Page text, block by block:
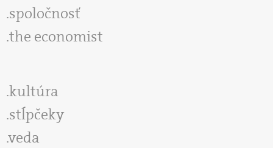
spoločnosť
the economist
kultúra
stĺpčeky
veda